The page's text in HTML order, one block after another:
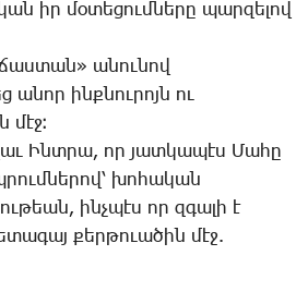
իր մօ­տե­ցում­նե­րը պար­զե­լով
ա­նու­նով
ա­նոր ինք­նու­րոյն ու
Ինտ­րա, որ յատ­կա­պէս ­Մա­հը
խո­հա­կան
ինչ­պէս որ զգա­լի է
քեր­թո­ւա­ծին մէջ.